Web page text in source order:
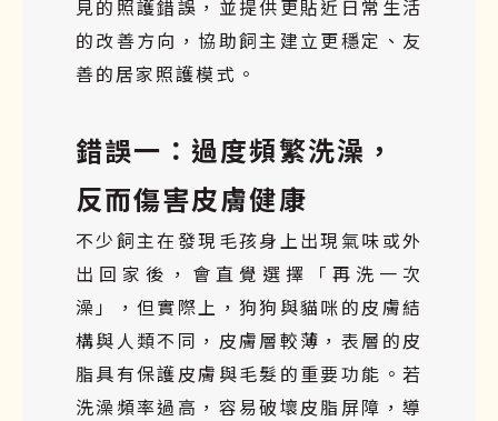
見的照護錯誤，並提供更貼近日常生活
的改善方向，協助飼主建立更穩定、友
善的居家照護模式。
錯誤一：過度頻繁洗澡，
反而傷害皮膚健康
不少飼主在發現毛孩身上出現氣味或外
出回家後，會直覺選擇「再洗一次
澡」，但實際上，狗狗與貓咪的皮膚結
構與人類不同，皮膚層較薄，表層的皮
脂具有保護皮膚與毛髮的重要功能。若
洗澡頻率過高，容易破壞皮脂屏障，導